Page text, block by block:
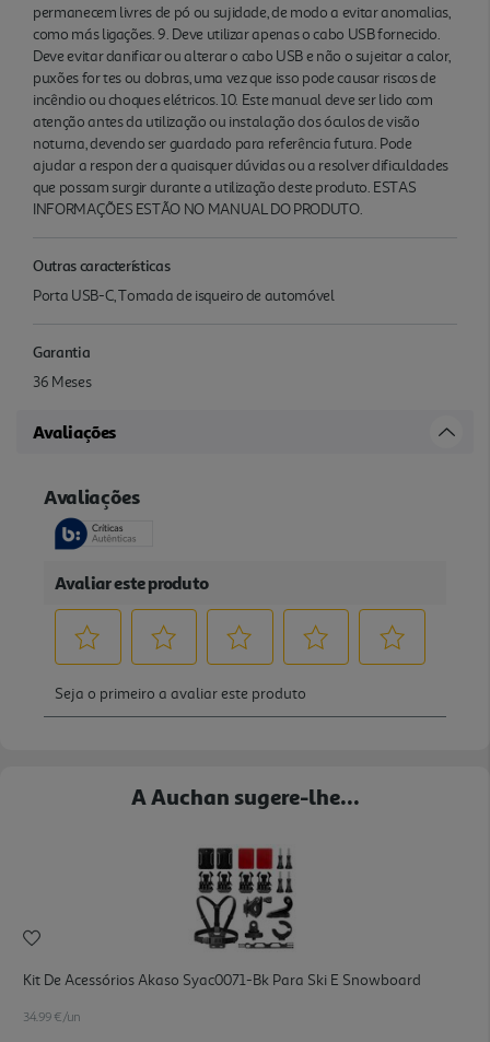
permanecem livres de pó ou sujidade, de modo a evitar anomalias,
como más ligações. 9. Deve utilizar apenas o cabo USB fornecido.
Deve evitar danificar ou alterar o cabo USB e não o sujeitar a calor,
puxões for tes ou dobras, uma vez que isso pode causar riscos de
incêndio ou choques elétricos. 10. Este manual deve ser lido com
atenção antes da utilização ou instalação dos óculos de visão
noturna, devendo ser guardado para referência futura. Pode
ajudar a respon der a quaisquer dúvidas ou a resolver dificuldades
que possam surgir durante a utilização deste produto. ESTAS
INFORMAÇÕES ESTÃO NO MANUAL DO PRODUTO.
Outras características
Porta USB-C, Tomada de isqueiro de automóvel
Garantia
36 Meses
Avaliações
A Auchan sugere-lhe...
Kit De Acessórios Akaso Syac0071-Bk Para Ski E Snowboard
34.99 €/un